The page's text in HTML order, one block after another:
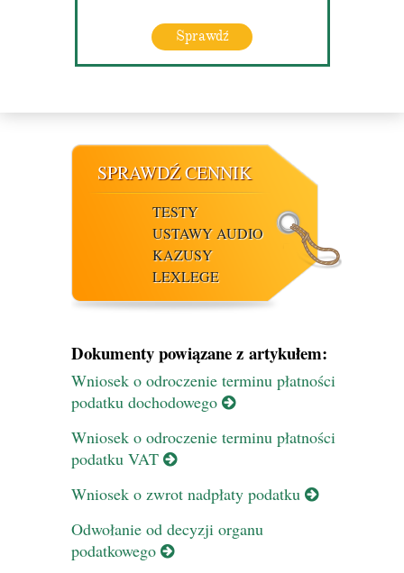
Sprawdź
SPRAWDŹ CENNIK
TESTY
USTAWY AUDIO
KAZUSY
LEXLEGE
Dokumenty powiązane z artykułem:
Wniosek o odroczenie terminu płatności
podatku dochodowego
Wniosek o odroczenie terminu płatności
podatku VAT
Wniosek o zwrot nadpłaty podatku
Odwołanie od decyzji organu
podatkowego